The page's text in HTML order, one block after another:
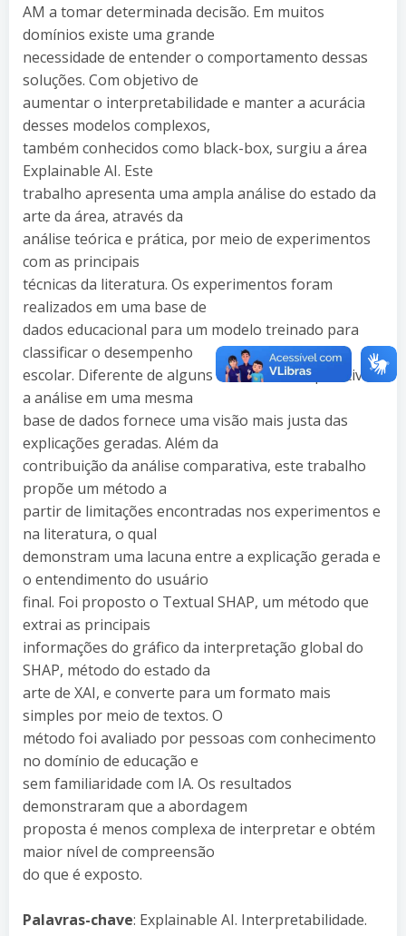
AM a tomar determinada decisão. Em muitos
domínios existe uma grande
necessidade de entender o comportamento dessas
soluções. Com objetivo de
aumentar o interpretabilidade e manter a acurácia
desses modelos complexos,
também conhecidos como black-box, surgiu a área
Explainable AI. Este
trabalho apresenta uma ampla análise do estado da
arte da área, através da
análise teórica e prática, por meio de experimentos
com as principais
técnicas da literatura. Os experimentos foram
realizados em uma base de
dados educacional para um modelo treinado para
classificar o desempenho
escolar. Diferente de alguns trabalhos comparativos,
a análise em uma mesma
base de dados fornece uma visão mais justa das
explicações geradas. Além da
contribuição da análise comparativa, este trabalho
propõe um método a
partir de limitações encontradas nos experimentos e
na literatura, o qual
demonstram uma lacuna entre a explicação gerada e
o entendimento do usuário
final. Foi proposto o Textual SHAP, um método que
extrai as principais
informações do gráfico da interpretação global do
SHAP, método do estado da
arte de XAI, e converte para um formato mais
simples por meio de textos. O
método foi avaliado por pessoas com conhecimento
no domínio de educação e
sem familiaridade com IA. Os resultados
demonstraram que a abordagem
proposta é menos complexa de interpretar e obtém
maior nível de compreensão
do que é exposto.
Palavras-chave: Explainable AI. Interpretabilidade.